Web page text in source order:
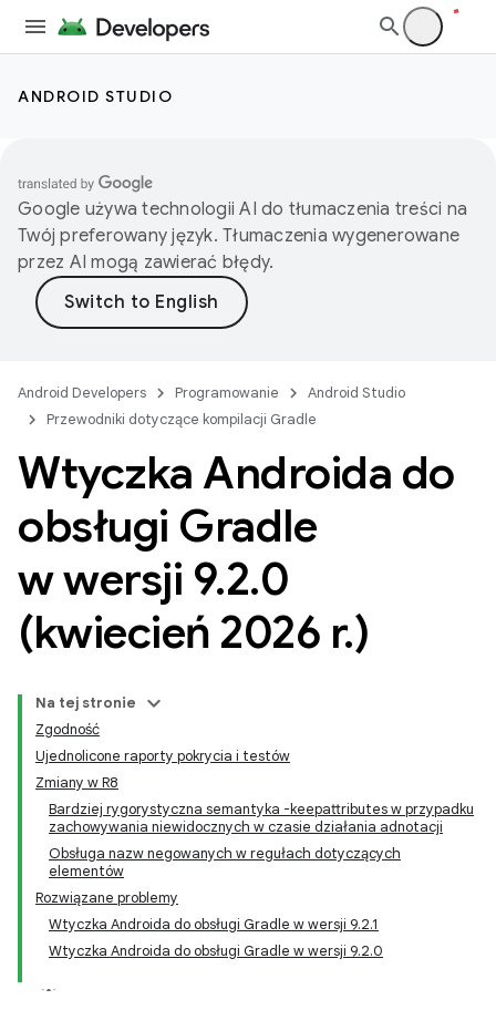
ANDROID STUDIO
Google używa technologii AI do tłumaczenia treści na
Twój preferowany język. Tłumaczenia wygenerowane
przez AI mogą zawierać błędy.
Android Developers Programowanie
Android Studio
Przewodniki dotyczące kompilacji Gradle
Wtyczka Androida do
obsługi Gradle
w wersji 9.2.0
(kwiecień 2026 r.)
Na tej stronie
Zgodność
Ujednolicone raporty pokrycia i testów
Zmiany w R8
Bardziej rygorystyczna semantyka -keepattributes w przypadku
zachowywania niewidocznych w czasie działania adnotacji
Obsługa nazw negowanych w regułach dotyczących
elementów
Rozwiązane problemy
Wtyczka Androida do obsługi Gradle w wersji 9.2.1
Wtyczka Androida do obsługi Gradle w wersji 9.2.0